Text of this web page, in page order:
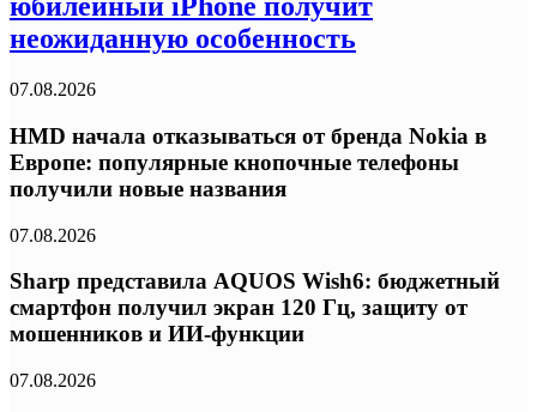
юбилейный iPhone получит
неожиданную особенность
07.08.2026
HMD начала отказываться от бренда Nokia в
Европе: популярные кнопочные телефоны
получили новые названия
07.08.2026
Sharp представила AQUOS Wish6: бюджетный
смартфон получил экран 120 Гц, защиту от
мошенников и ИИ-функции
07.08.2026